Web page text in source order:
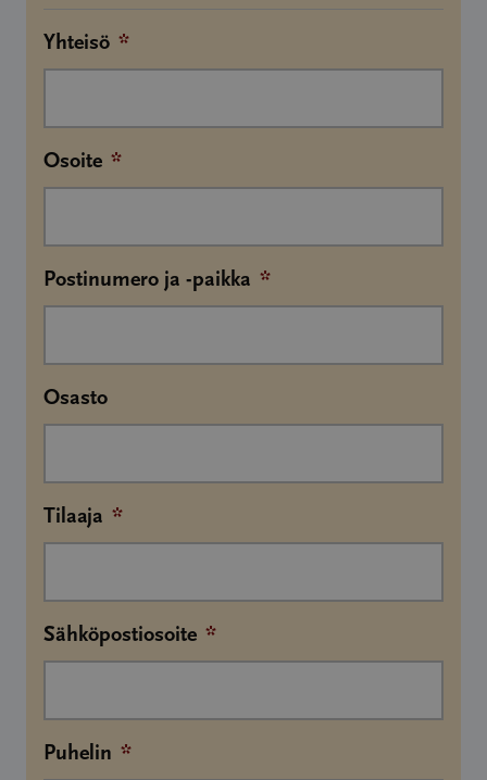
Yhteisö *
Osoite *
Postinumero ja -paikka *
Osasto
Tilaaja *
Sähköpostiosoite *
Puhelin *